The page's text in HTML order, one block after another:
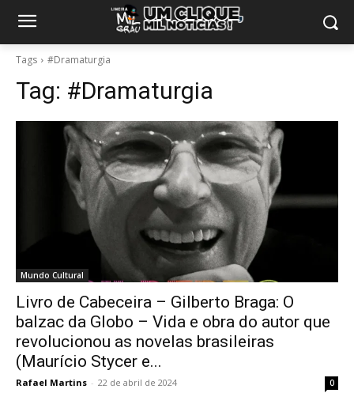
Tags #Dramaturgia
Tag: #Dramaturgia
Mundo Cultural
Livro de Cabeceira – Gilberto Braga: O
balzac da Globo – Vida e obra do autor que
revolucionou as novelas brasileiras
(Maurício Stycer e...
Rafael Martins - 22 de abril de 2024 0